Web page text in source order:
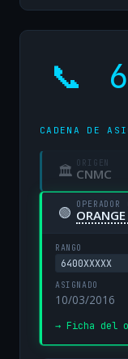
📞
CADENA DE
🏛 ORIGEN
CNMC
🟢
RANGO
6400XXXXX
ASIGNADO
10/03/2016
→ Ficha del